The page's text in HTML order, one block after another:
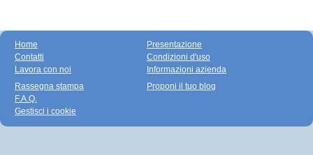
Home
Contatti
Lavora con noi
Presentazione
Condizioni d'uso
Informazioni azienda
Rassegna stampa
F.A.Q.
Gestisci i cookie
Proponi il tuo blog